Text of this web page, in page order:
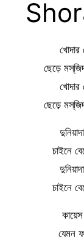
খোদার
ছেড়ে
খোদার
ছেড়ে
চাইনে
চাইনে
যেমন